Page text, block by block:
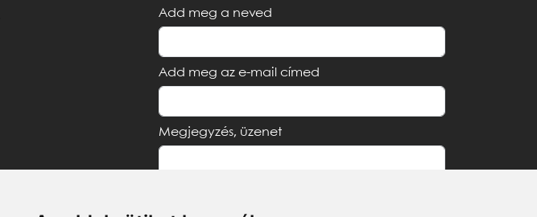
Add meg a neved
Add meg az e-mail címed
Megjegyzés, üzenet